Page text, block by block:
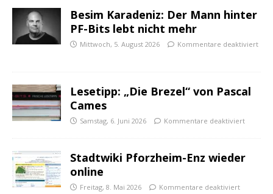
Besim Karadeniz: Der Mann hinter
PF-Bits lebt nicht mehr
Mittwoch, 5. August 2026 Kommentare deaktiviert
Lesetipp: „Die Brezel“ von Pascal
Cames
Samstag, 6. Juni 2026 Kommentare deaktiviert
Stadtwiki Pforzheim-Enz wieder
online
Freitag, 8. Mai 2026 Kommentare deaktiviert